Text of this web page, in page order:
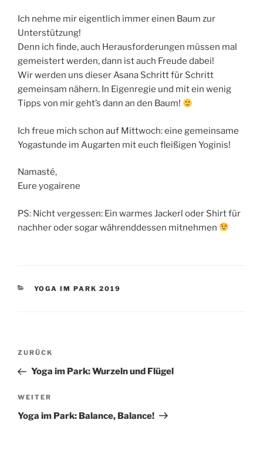
Ich nehme mir eigentlich immer einen Baum zur
Unterstützung!
Denn ich finde, auch Herausforderungen müssen mal
gemeistert werden, dann ist auch Freude dabei!
Wir werden uns dieser Asana Schritt für Schritt
gemeinsam nähern. In Eigenregie und mit ein wenig
Tipps von mir geht’s dann an den Baum!
Ich freue mich schon auf Mittwoch: eine gemeinsame
Yogastunde im Augarten mit euch fleißigen Yoginis!
Namasté,
Eure yogairene
PS: Nicht vergessen: Ein warmes Jackerl oder Shirt für
nachher oder sogar währenddessen mitnehmen
KATEGORIEN
YOGA IM PARK 2019
Beitragsnavigation
Vorheriger
Beitrag
ZURÜCK
Yoga im Park: Wurzeln und Flügel
Nächster
Beitrag
WEITER
Yoga im Park: Balance, Balance!